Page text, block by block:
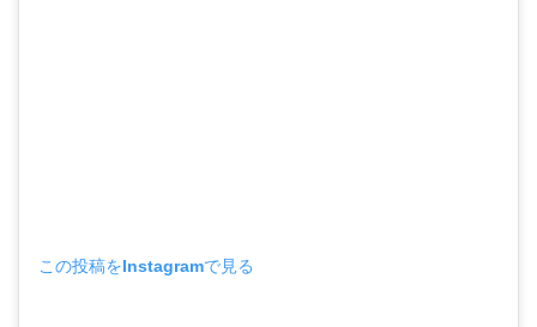
この投稿をInstagramで見る